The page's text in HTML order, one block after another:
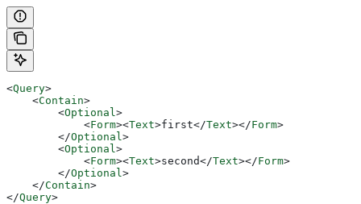
<Query>
    <
Contain>
        <
Optional >
            <
Form><Text>first</Text></Form>
        </
Optional >
        <
Optional >
            <
Form><Text>second</Text></Form>
        </
Optional >
    </
Contain>
</Query>